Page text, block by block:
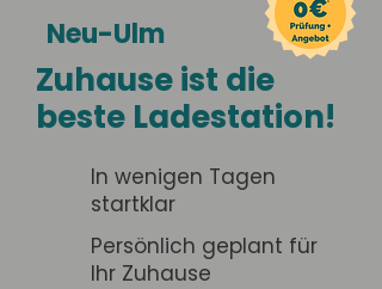
Neu-Ulm
Zuhause ist die
beste Ladestation!
In wenigen Tagen
startklar
Persönlich geplant für
Ihr Zuhause